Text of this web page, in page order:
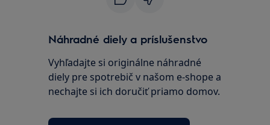
Náhradné diely a príslušenstvo
Vyhľadajte si originálne náhradné
diely pre spotrebič v našom e-shope a
nechajte si ich doručiť priamo domov.